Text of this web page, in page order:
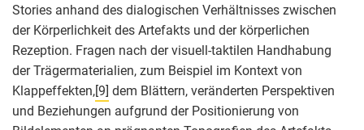
Stories anhand des dialogischen Verhältnisses zwischen
der Körperlichkeit des Artefakts und der körperlichen
Rezeption. Fragen nach der visuell-taktilen Handhabung
der Trägermaterialien, zum Beispiel im Kontext von
Klappeffekten,[9] dem Blättern, veränderten Perspektiven
und Beziehungen aufgrund der Positionierung von